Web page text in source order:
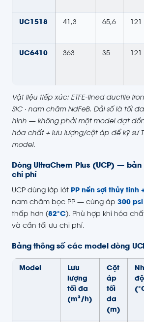
UC1518 41,3 65,6 121
UC6410 363 35 121
Vật liệu tiếp xúc: ETFE-lined ductile iron
SiC · nam châm NdFeB. Dải số là tối
hình — không phải một model đạt
hóa chất + lưu lượng/cột áp để kỹ sư
model.
Dòng UltraChem Plus (UCP) — bản
chi phí
UCP dùng lớp lót PP nền sợi thủy tinh
nam châm bọc PP — cùng áp 300 psi
thấp hơn (82°C). Phù hợp khi hóa
và cần tối ưu chi phí.
Bảng thông số các model dòng
Model
Lưu
lượng
tối đa
(m³/h)
Cột
áp
tối
đa
(m)
độ